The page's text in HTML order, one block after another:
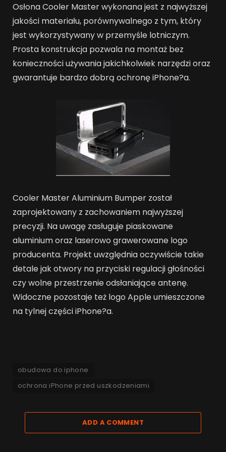
Osłona Cooler Master wykonana jest z najwyższej
jakości materiału, porównywalnego z tym, który
jest wykorzystywany w przemyśle lotniczym.
Prosta konstrukcja pozwala na montaż bez
konieczności używania jakichkolwiek narzędzi oraz
gwarantuje bardzo dobrą ochronę iPhone?a.
Cooler Master Aluminium Bumper został
zaprojektowany z zachowaniem najwyższej
precyzji. Na uwagę zasługuje piaskowane
aluminium oraz laserowo grawerowane logo
producenta. Projekt uwzględnia oczywiście takie
detale jak otwory na przyciski regulacji głośności
czy wolne przestrzenie odsłaniające antenę.
Widoczne pozostaje też logo Apple umieszczone
na tylnej części iPhone?a.
obudowa do iphone
ochrona iPhone przed uszkodzeniami
ADD A COMMENT